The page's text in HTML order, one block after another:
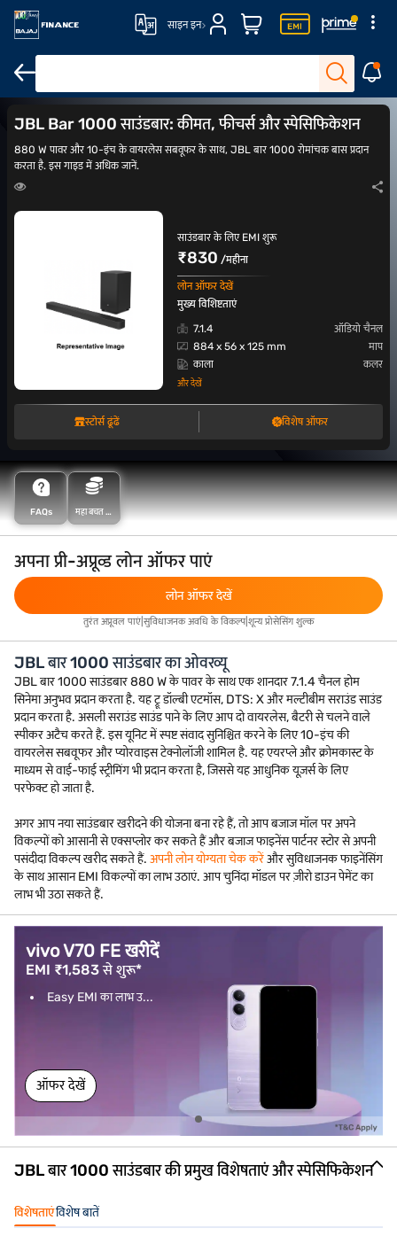
साइन इन
JBL साउंडबार Dolby Atmos साउंडबार मिवी साउंडबार Samsung
JBL Bar 1000 साउंडबार: कीमत, फीचर्स और स्पेसिफिकेशन
880 W पावर और 10-इंच के वायरलेस सबवूफर के साथ, JBL बार 1000 रोमांचक बास प्रदान
करता है. इस गाइड में अधिक जानें.
साउंडबार के लिए EMI शुरू
₹830 /महीना
लोन ऑफर देखें
मुख्य विशिष्टताएं
7.1.4
ऑडियो चैनल
884 x 56 x 125 mm
माप
काला
कलर
और देखें
स्टोर्स ढूंढें विशेष ऑफर
FAQs
महा बचत के
साथ अधिक
अपना प्री-अप्रूव्ड लोन ऑफर पाएं
लोन ऑफर देखें
तुरंत अप्रूवल पाएं|सुविधाजनक अवधि के विकल्प|शून्य प्रोसेसिंग शुल्क
JBL बार 1000 साउंडबार का ओवरव्यू
JBL बार 1000 साउंडबार 880 W के पावर के साथ एक शानदार 7.1.4 चैनल होम
सिनेमा अनुभव प्रदान करता है. यह ट्रू डॉल्बी एटमॉस, DTS: X और मल्टीबीम सराउंड साउंड
प्रदान करता है. असली सराउंड साउंड पाने के लिए आप दो वायरलेस, बैटरी से चलने वाले
स्पीकर अटैच करते हैं. इस यूनिट में स्पष्ट संवाद सुनिश्चित करने के लिए 10-इंच की
वायरलेस सबवूफर और प्योरवाइस टेक्नोलॉजी शामिल है. यह एयरप्ले और क्रोमकास्ट के
माध्यम से वाई-फाई स्ट्रीमिंग भी प्रदान करता है, जिससे यह आधुनिक यूज़र्स के लिए
परफेक्ट हो जाता है.
अगर आप नया साउंडबार खरीदने की योजना बना रहे हैं, तो आप बजाज मॉल पर अपने
विकल्पों को आसानी से एक्सप्लोर कर सकते हैं और बजाज फाइनेंस पार्टनर स्टोर से अपनी
पसंदीदा विकल्प खरीद सकते हैं. अपनी लोन योग्यता चेक करेंऔर सुविधाजनक फाइनेंसिंग
के साथ आसान EMI विकल्पों का लाभ उठाएं. आप चुनिंदा मॉडल पर ज़ीरो डाउन पेमेंट का
लाभ भी उठा सकते हैं.
vivo V70 FE खरीदें
EMI ₹1,583 से शुरू*
Easy EMI का लाभ उ...
ऑफर देखें
JBL बार 1000 साउंडबार की प्रमुख विशेषताएं और स्पेसिफिकेशन
विशेषताएंविशेष बातें